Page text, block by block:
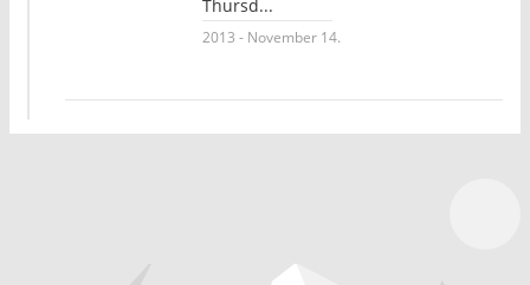
Thursd...
2013 - November 14.